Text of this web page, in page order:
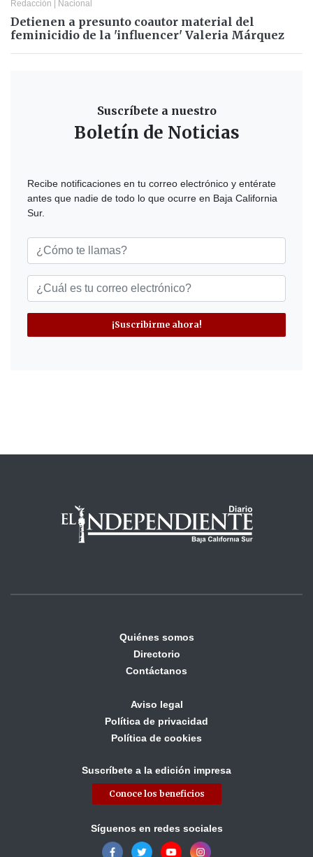
Redacción | Nacional
Detienen a presunto coautor material del
feminicidio de la 'influencer' Valeria Márquez
Suscríbete a nuestro
Boletín de Noticias
Recibe notificaciones en tu correo electrónico y entérate
antes que nadie de todo lo que ocurre en Baja California
Sur.
¡Suscribirme ahora!
Quiénes somos
Directorio
Contáctanos
Aviso legal
Política de privacidad
Política de cookies
Suscríbete a la edición impresa
Conoce los beneficios
Síguenos en redes sociales